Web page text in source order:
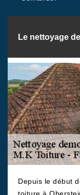
Le nettoyage
Depuis le début